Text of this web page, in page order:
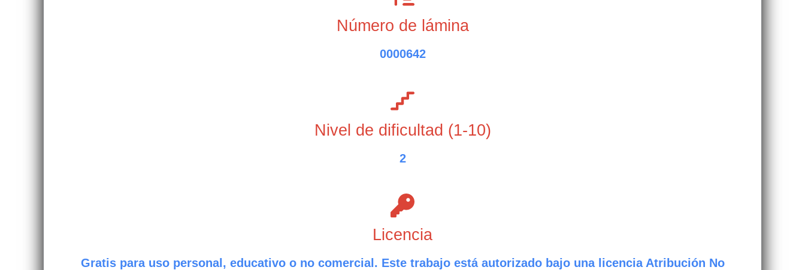
Número de lámina
0000642
Nivel de dificultad (1-10)
2
Licencia
Gratis para uso personal, educativo o no comercial. Este trabajo está autorizado bajo una licencia Atribución No